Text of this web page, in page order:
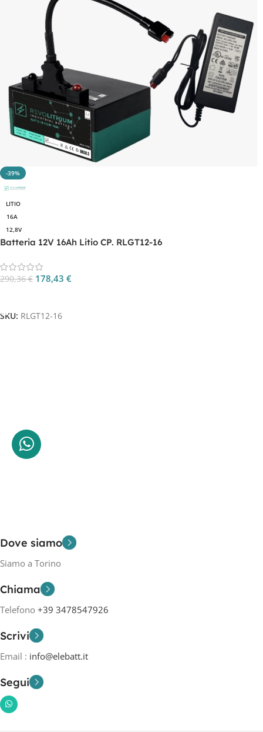
-39%
LITIO
16A
12,8V
Batteria 12V 16Ah Litio CP. RLGT12-16
290,36€ 178,43 €
SKU: RLGT12-16
Dove siamo
Siamo a Torino
Chiama
Telefono +39 3478547926
Scrivi
Email : info@elebatt.it
Segui